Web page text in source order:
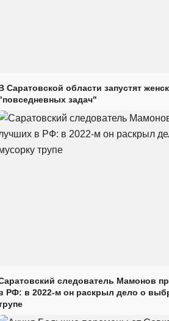
Саратовской области запустят
задач"
следователь Мамонов
РФ: в 2022-м он раскрыл дело о